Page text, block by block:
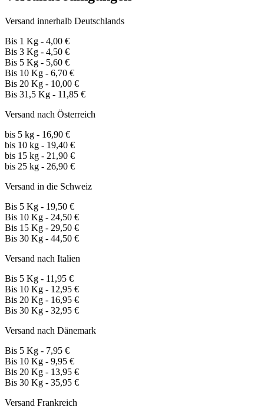
Versand innerhalb Deutschlands
Bis 1 Kg - 4,00 €
Bis 3 Kg - 4,50 €
Bis 5 Kg - 5,60 €
Bis 10 Kg - 6,70 €
Bis 20 Kg - 10,00 €
Bis 31,5 Kg - 11,85 €
Versand nach Österreich
bis 5 kg - 16,90 €
bis 10 kg - 19,40 €
bis 15 kg - 21,90 €
bis 25 kg - 26,90 €
Versand in die Schweiz
Bis 5 Kg - 19,50 €
Bis 10 Kg - 24,50 €
Bis 15 Kg - 29,50 €
Bis 30 Kg - 44,50 €
Versand nach Italien
Bis 5 Kg - 11,95 €
Bis 10 Kg - 12,95 €
Bis 20 Kg - 16,95 €
Bis 30 Kg - 32,95 €
Versand nach Dänemark
Bis 5 Kg - 7,95 €
Bis 10 Kg - 9,95 €
Bis 20 Kg - 13,95 €
Bis 30 Kg - 35,95 €
Versand Frankreich